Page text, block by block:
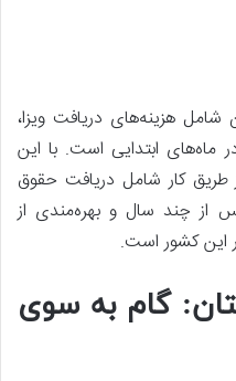
هزینه‌های دریافت ویزا،
ماه‌های ابتدایی است. با این
طریق کار شامل دریافت حقوق
از چند سال و بهره‌مندی از
این کشور است.
گام به سوی